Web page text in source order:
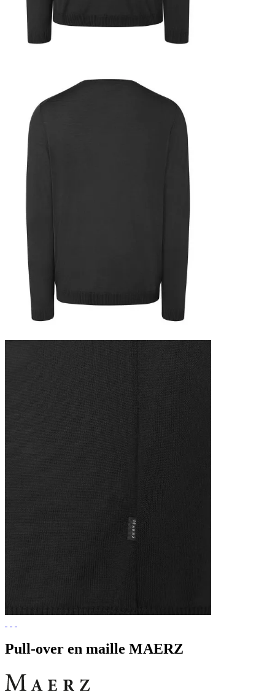
Pull-over en maille MAERZ